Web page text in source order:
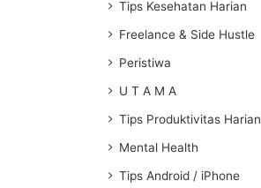
Tips Kesehatan Harian
Freelance & Side Hustle
Peristiwa
U T A M A
Tips Produktivitas Harian
Mental Health
Tips Android / iPhone